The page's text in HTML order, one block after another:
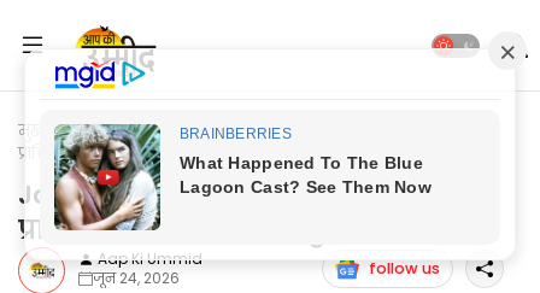
मुख्यपृष्ठ Jaunpur News
Jaunpur News: तुषार जायसवाल का
प्राविधिक सहायक पद पर हुआ चयन
Jaunpur News: तुषार जायसवाल का
प्राविधिक सहायक पद पर हुआ चयन
Aap Ki Ummid
जून 24, 2026
follow us